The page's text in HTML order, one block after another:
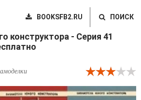
BOOKSFB2.RU ПОИСК
конструктора - Серия 41